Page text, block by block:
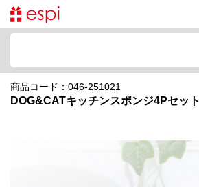
商品コード：046-251021
DOG&CATキッチンスポンジ4Pセット
新規会員登録